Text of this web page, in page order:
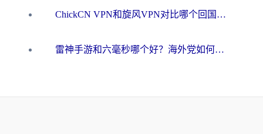
ChickCN VPN和旋风VPN对比哪个回国效果更好？海外用户的选择困境与出路
雷神手游和六毫秒哪个好？海外党如何真正解锁国内资源